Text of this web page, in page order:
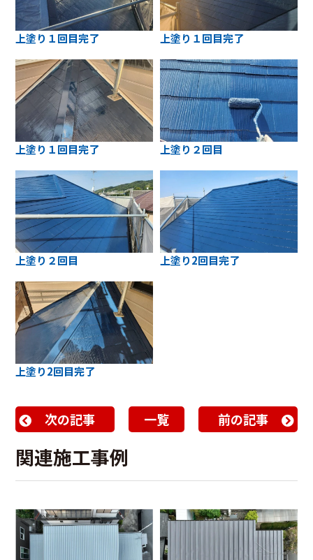
上塗り１回目完了 上塗り１回目完了
上塗り１回目完了 上塗り２回目
上塗り２回目 上塗り2回目完了
上塗り2回目完了
次の記事 一覧 前の記事
関連施工事例